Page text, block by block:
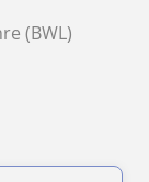
(BWL)